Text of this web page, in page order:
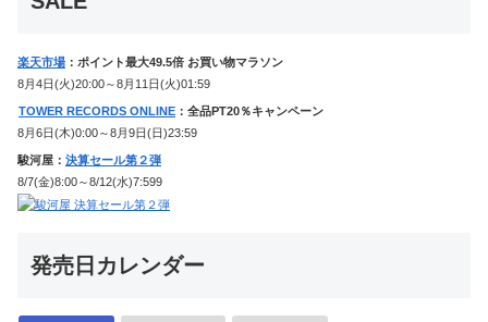
楽天市場 ：ポイント最大49.5倍 お買い物マラソン
8月4日(火)20:00～8月11日(火)01:59
TOWER RECORDS ONLINE ：全品PT20％キャンペーン
8月6日(木)0:00～8月9日(日)23:59
駿河屋： 決算セール第２弾
8/7(金)8:00～8/12(水)7:599
発売日カレンダー